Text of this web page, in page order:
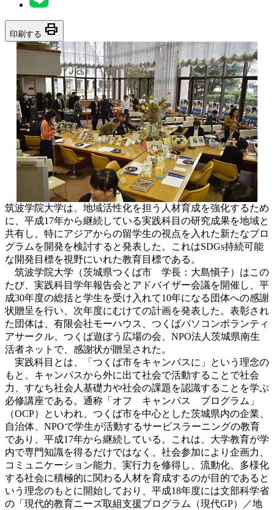
印刷する print
筑波学院大学は、地域活性化を担う人材育成を強化するため
に、平成17年から継続している実践科目の研究成果を地域と
共有し、特にアジアからの留学生の視点を入れた新たなプロ
グラムを開発を検討すると発表した。これはSDGs持続可能
な開発目標を視野にいれた教育目標である。
筑波学院大学（茨城県つくば市 学長：大島愼子）はこの
たび、実践科目学年報告会とアドバイザー会議を開催し、平
成30年度の総括と学生を受け入れて10年になる団体への感謝
状贈呈を行い、次年度にむけての計画を発表した。表彰され
た団体は、有限会社モーハウス、つくばパソコンボランティ
アサークル、つくば遊ぼう広場の会、NPO法人茨城県南生
活者ネットで、感謝状が贈呈された。
実践科目とは、「つくば市をキャンパスに」という理念の
もと、キャンパスから外に出て社会で活動することで社会
力、すなち社会人基礎力や社会の課題を認識することを学ぶ
必修講座である。通称「オフ キャンパス プログラム」
（OCP）といわれ、つくば市を中心とした茨城県内の企業、
自治体、NPOで学生が活動するサービスラーニングの教育
であり、平成17年から継続している。これは、大学教育が学
内で専門知識を得るだけではなく、社会参加により企画力、
コミュニケーション能力、実行力を修得し、流動化、多様化
する社会に積極的に関わる人材を育成するのが目的であると
いう理念のもとに開始しており、平成18年度には文部科学省
の「現代的教育ニーズ取組支援プログラム（現代GP）／地